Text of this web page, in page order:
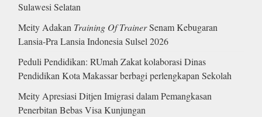
Sulawesi Selatan
Meity Adakan Training Of TrainerSenam Kebugaran
Lansia-Pra Lansia Indonesia Sulsel 2026
Peduli Pendidikan: RUmah Zakat kolaborasi Dinas
Pendidikan Kota Makassar berbagi perlengkapan Sekolah
Meity Apresiasi Ditjen Imigrasi dalam Pemangkasan
Penerbitan Bebas Visa Kunjungan